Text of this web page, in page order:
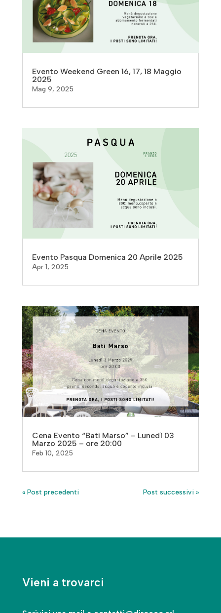
Evento Weekend Green 16, 17, 18 Maggio
2025
Mag 9, 2025
Evento Pasqua Domenica 20 Aprile 2025
Apr 1, 2025
Cena Evento “Bati Marso” – Lunedì 03
Marzo 2025 – ore 20:00
Feb 10, 2025
« Post precedenti Post successivi »
Vieni a trovarci